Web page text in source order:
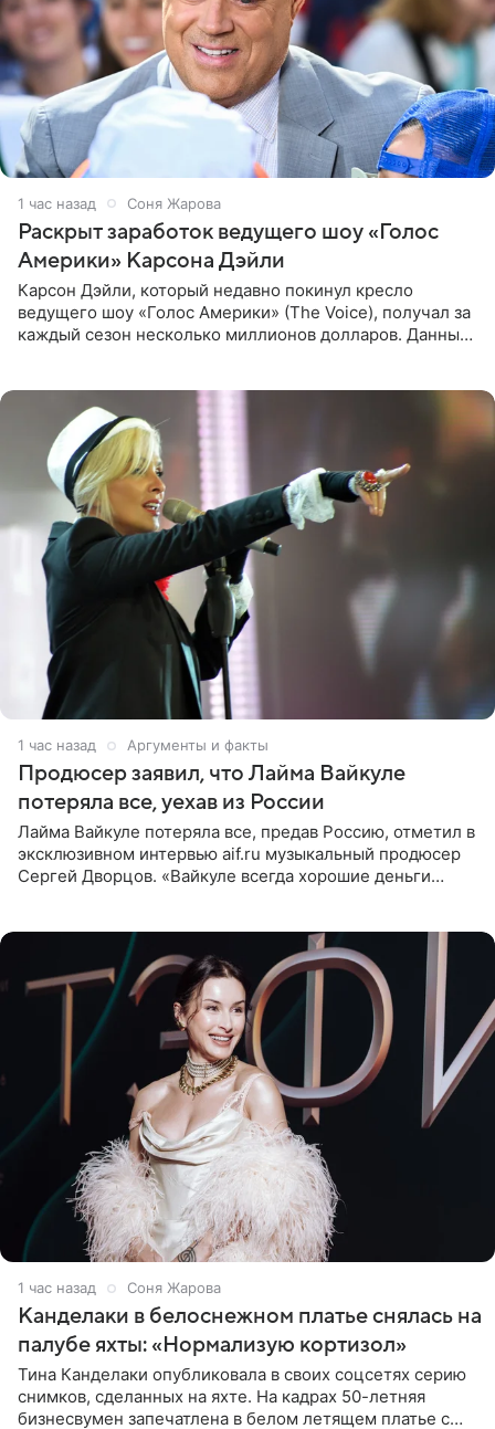
1 час назад Соня Жарова
Раскрыт заработок ведущего шоу «Голос
Америки» Карсона Дэйли
Карсон Дэйли, который недавно покинул кресло
ведущего шоу «Голос Америки» (The Voice), получал за
каждый сезон несколько миллионов долларов. Данные
1 час назад Аргументы и факты
Продюсер заявил, что Лайма Вайкуле
потеряла все, уехав из России
Лайма Вайкуле потеряла все, предав Россию, отметил в
эксклюзивном интервью aif.ru музыкальный продюсер
Сергей Дворцов. «Вайкуле всегда хорошие деньги
1 час назад Соня Жарова
Канделаки в белоснежном платье снялась на
палубе яхты: «Нормализую кортизол»
Тина Канделаки опубликовала в своих соцсетях серию
снимков, сделанных на яхте. На кадрах 50-летняя
бизнесвумен запечатлена в белом летящем платье с